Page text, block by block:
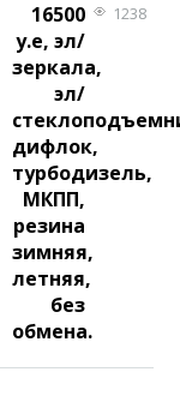
16500
у.е, эл/
зеркала,
эл/
дифлок,
турбодизель,
МКПП,
резина
зимняя,
летняя,
без
обмена.
1238